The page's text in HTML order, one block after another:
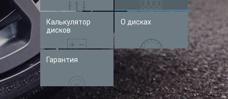
Колесные диски
Запчасти для иномарок
Услуги
Доставка и оплата
Контакты
Калькулятор
дисков
О дисках
Гарантия